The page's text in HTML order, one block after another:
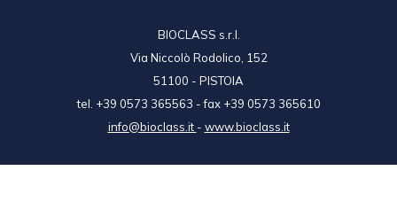
BIOCLASS s.r.l.
Via Niccolò Rodolico, 152
51100 - PISTOIA
tel. +39 0573 365563 - fax +39 0573 365610
info@bioclass.it - www.bioclass.it